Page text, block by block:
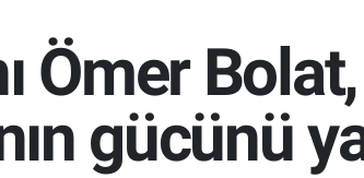
Ömer
gücünü